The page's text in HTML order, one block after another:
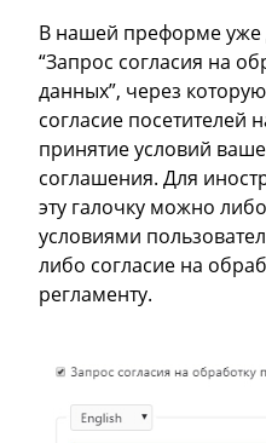
В нашей преформе уже
“Запрос согласия на
данных”, через
согласие посетителей
принятие условий
соглашения. Для
эту галочку можно
условиями
либо согласие на
регламенту.